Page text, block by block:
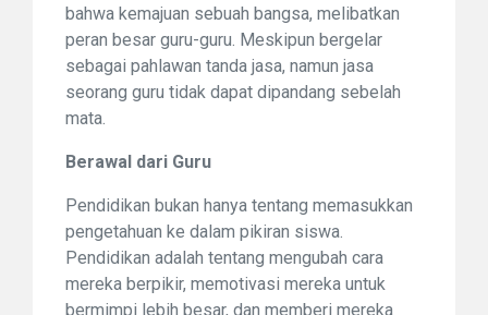
bahwa kemajuan sebuah bangsa, melibatkan
peran besar guru-guru. Meskipun bergelar
sebagai pahlawan tanda jasa, namun jasa
seorang guru tidak dapat dipandang sebelah
mata.
Berawal dari Guru
Pendidikan bukan hanya tentang memasukkan
pengetahuan ke dalam pikiran siswa.
Pendidikan adalah tentang mengubah cara
mereka berpikir, memotivasi mereka untuk
bermimpi lebih besar, dan memberi mereka